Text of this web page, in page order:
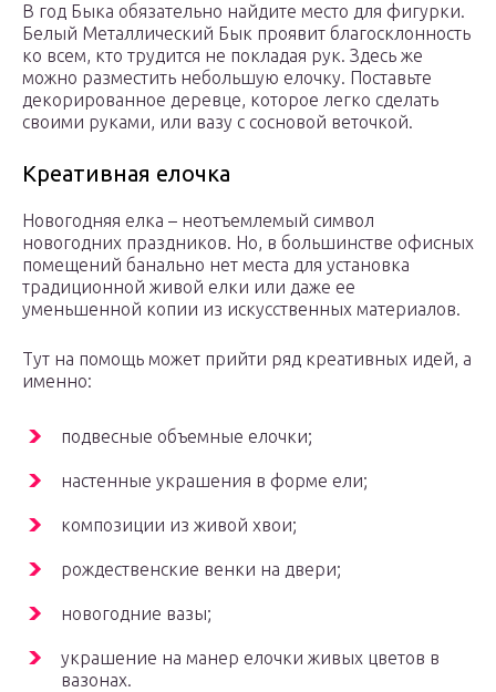
В год Быка обязательно найдите место для фигурки.
Белый Металлический Бык проявит благосклонность
ко всем, кто трудится не покладая рук. Здесь же
можно разместить небольшую елочку. Поставьте
декорированное деревце, которое легко сделать
своими руками, или вазу с сосновой веточкой.
Креативная елочка
Новогодняя елка – неотъемлемый символ
новогодних праздников. Но, в большинстве офисных
помещений банально нет места для установка
традиционной живой елки или даже ее
уменьшенной копии из искусственных материалов.
Тут на помощь может прийти ряд креативных идей, а
именно:
подвесные объемные елочки;
настенные украшения в форме ели;
композиции из живой хвои;
рождественские венки на двери;
новогодние вазы;
украшение на манер елочки живых цветов в
вазонах.